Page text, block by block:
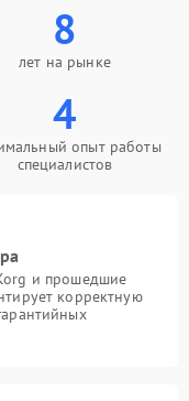
8
лет на рынке
4
опыт работы
специалистов
и прошедшие
корректную